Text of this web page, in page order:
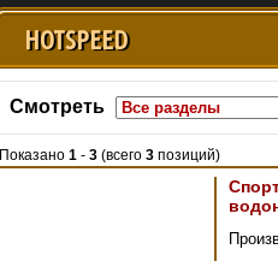
HOTSPEED
Смотреть
Показано 1 - 3 (всего 3 позиций)